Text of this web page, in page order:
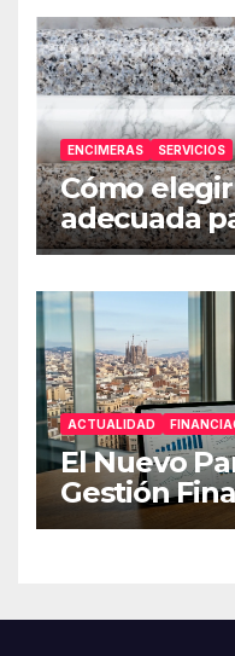
ENCIMERAS SERVICIOS
Cómo
adecuada
ACTUALIDAD
El Nuevo
Gestión
Estrategias